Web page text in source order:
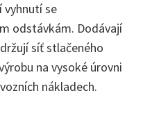
vyhnutí se
odstávkám. Dodávají
síť stlačeného
na vysoké úrovni
nákladech.